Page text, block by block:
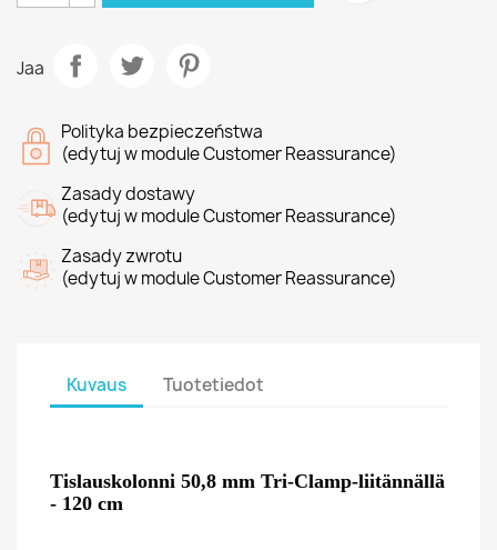
Jaa
Polityka bezpieczeństwa
(edytuj w module Customer Reassurance)
Zasady dostawy
(edytuj w module Customer Reassurance)
Zasady zwrotu
(edytuj w module Customer Reassurance)
Kuvaus Tuotetiedot
Tislauskolonni 50,8 mm Tri-Clamp-liitännällä
- 120 cm